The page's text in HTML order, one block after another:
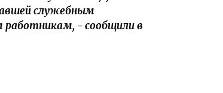
служебным
работникам, - сообщили в